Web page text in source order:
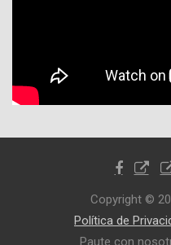
Copyright ©
Política de
Paute con